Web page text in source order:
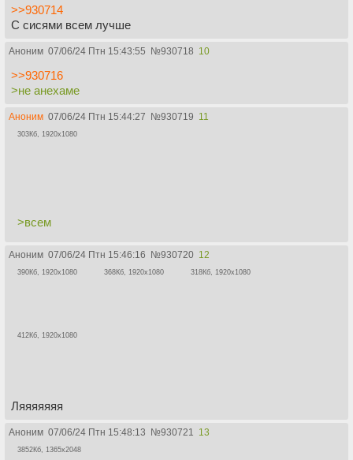
>>930714
С сисями всем лучше
Аноним 07/06/24 Птн 15:43:55 №930718 10
>>930716
>не анехаме
Аноним 07/06/24 Птн 15:44:27 №930719 11
303Кб, 1920x1080
>всем
Аноним 07/06/24 Птн 15:46:16 №930720 12
390Кб, 1920x1080 368Кб, 1920x1080 318Кб, 1920x1080
412Кб, 1920x1080
Ляяяяяяя
Аноним 07/06/24 Птн 15:48:13 №930721 13
3852Кб, 1365x2048